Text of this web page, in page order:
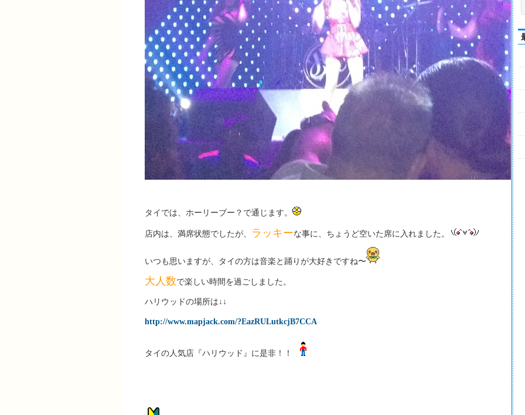
タイでは、ホーリーブー？で通じます。
店内は、満席状態でしたが、 ラッキーな事に、ちょうど空いた席に入れました。
いつも思いますが、タイの方は音楽と踊りが大好きですね〜
大人数で楽しい時間を過ごしました。
ハリウッドの場所は↓↓
http://www.mapjack.com/?EazRULutkcjB7CCA
タイの人気店『ハリウッド』に是非！！